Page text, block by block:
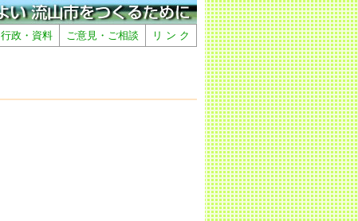
行政・資料 ご意見・ご相談 リ ン ク